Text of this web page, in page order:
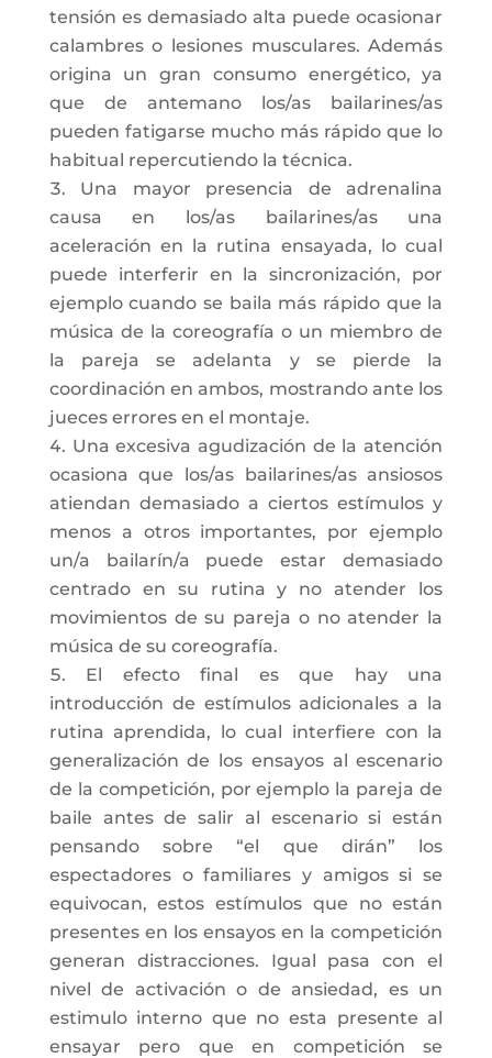
tensión es demasiado alta puede ocasionar
calambres o lesiones musculares. Además
origina un gran consumo energético, ya
que de antemano los/as bailarines/as
pueden fatigarse mucho más rápido que lo
habitual repercutiendo la técnica.
Una mayor presencia de adrenalina
causa en los/as bailarines/as una
aceleración en la rutina ensayada, lo cual
puede interferir en la sincronización, por
ejemplo cuando se baila más rápido que la
música de la coreografía o un miembro de
la pareja se adelanta y se pierde la
coordinación en ambos, mostrando ante los
jueces errores en el montaje.
Una excesiva agudización de la atención
ocasiona que los/as bailarines/as ansiosos
atiendan demasiado a ciertos estímulos y
menos a otros importantes, por ejemplo
un/a bailarín/a puede estar demasiado
centrado en su rutina y no atender los
movimientos de su pareja o no atender la
música de su coreografía.
El efecto final es que hay una
introducción de estímulos adicionales a la
rutina aprendida, lo cual interfiere con la
generalización de los ensayos al escenario
de la competición, por ejemplo la pareja de
baile antes de salir al escenario si están
pensando sobre “el que dirán” los
espectadores o familiares y amigos si se
equivocan, estos estímulos que no están
presentes en los ensayos en la competición
generan distracciones. Igual pasa con el
nivel de activación o de ansiedad, es un
estimulo interno que no esta presente al
ensayar pero que en competición se